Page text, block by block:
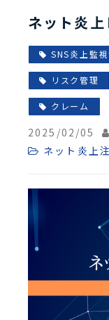
ネット炎
SNS炎上監
リスク管理
クレーム
2025/02/05
ネット炎上